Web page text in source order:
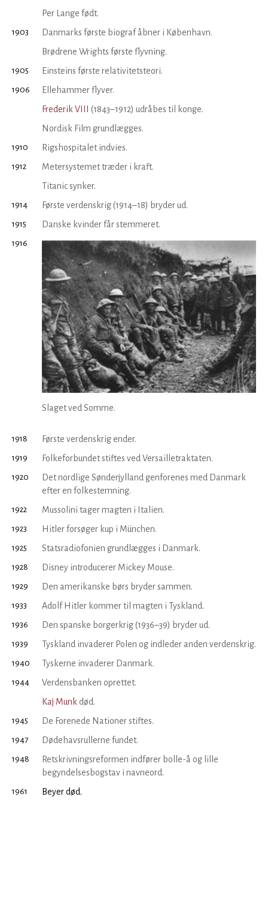
Per Lange født.
1903
Danmarks første biograf åbner i København.
Brødrene Wrights første flyvning.
1905 Einsteins første relativitetsteori.
1906
Ellehammer flyver.
Frederik VIII
(1843–1912) udråbes til konge.
Nordisk Film grundlægges.
1910 Rigshospitalet indvies.
1912
Metersystemet træder i kraft.
Titanic synker.
1914 Første verdenskrig (1914–18) bryder ud.
1915 Danske kvinder får stemmeret.
1916
Slaget ved Somme.
1918 Første verdenskrig ender.
1919 Folkeforbundet stiftes ved Versailletraktaten.
1920
Det nordlige Sønderjylland genforenes med Danmark
efter en folkestemning.
1922 Mussolini tager magten i Italien.
1923 Hitler forsøger kup i München.
1925 Statsradiofonien grundlægges i Danmark.
1928 Disney introducerer Mickey Mouse.
1929 Den amerikanske børs bryder sammen.
1933 Adolf Hitler kommer til magten i Tyskland.
1936 Den spanske borgerkrig (1936–39) bryder ud.
1939 Tyskland invaderer Polen og indleder anden verdenskrig.
1940 Tyskerne invaderer Danmark.
1944
Verdensbanken oprettet.
Kaj Munk død.
1945 De Forenede Nationer stiftes.
1947 Dødehavsrullerne fundet.
1948
Retskrivningsreformen indfører bolle-å og lille
begyndelsesbogstav i navneord.
1961 Beyer død.